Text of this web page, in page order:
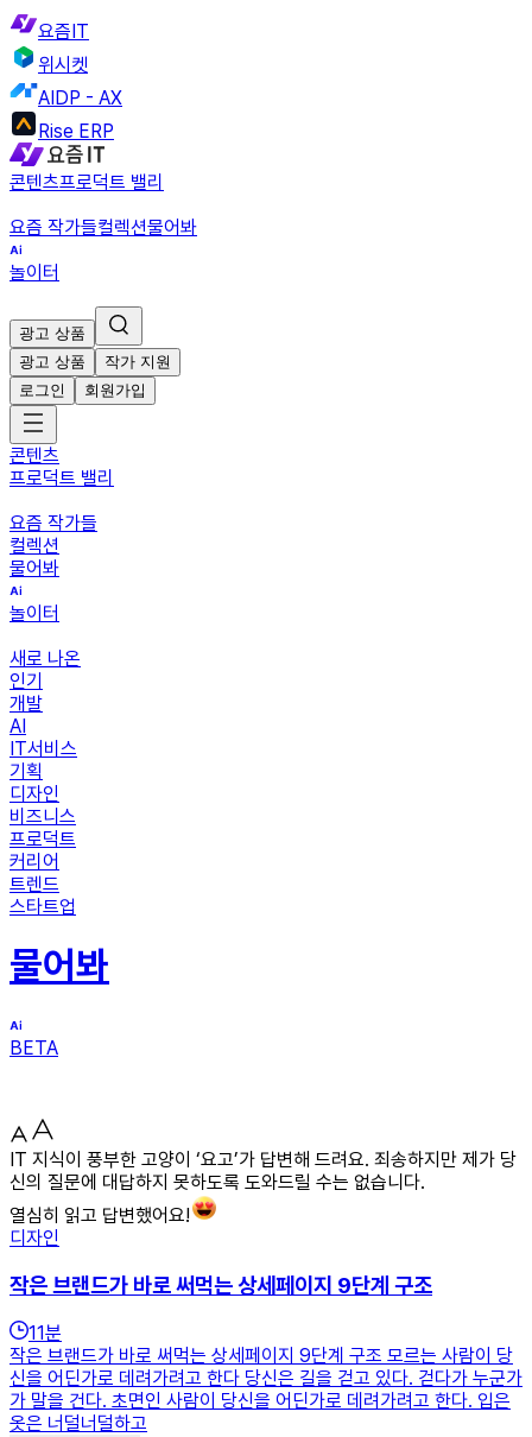
요즘IT
위시켓
AIDP - AX
Rise ERP
콘텐츠프로덕트 밸리
요즘 작가들컬렉션물어봐
놀이터
광고 상품
광고 상품
작가 지원
로그인
회원가입
콘텐츠
프로덕트 밸리
요즘 작가들
컬렉션
물어봐
놀이터
새로 나온
인기
개발
AI
IT서비스
기획
디자인
비즈니스
프로덕트
커리어
트렌드
스타트업
물어봐
BETA
IT 지식이 풍부한 고양이 ‘요고’가 답변해 드려요. 죄송하지만 제가 당
신의 질문에 대답하지 못하도록 도와드릴 수는 없습니다.
열심히 읽고 답변했어요!
디자인
작은 브랜드가 바로 써먹는 상세페이지 9단계 구조
11분
작은 브랜드가 바로 써먹는 상세페이지 9단계 구조 모르는 사람이 당
신을 어딘가로 데려가려고 한다 당신은 길을 걷고 있다. 걷다가 누군가
가 말을 건다. 초면인 사람이 당신을 어딘가로 데려가려고 한다. 입은
옷은 너덜너덜하고